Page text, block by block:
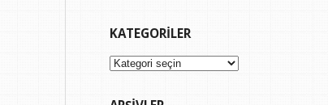
KATEGORILER
Kategoriler